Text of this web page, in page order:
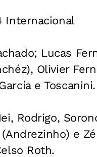
Internacional
Lucas
Olivier
e
Rodrigo,
e
Roth.